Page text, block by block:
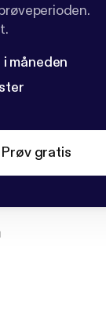
måneden
Prøv gratis